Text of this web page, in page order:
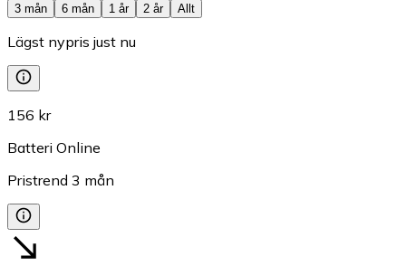
3 mån
6 mån 1 år 2 år Allt
Lägst nypris just nu
156 kr
Batteri Online
Pristrend 3 mån